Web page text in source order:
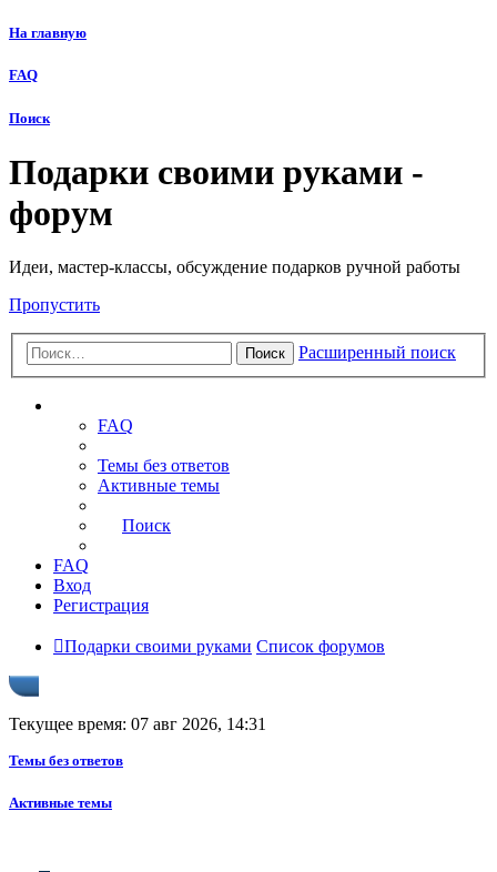
На главную
FAQ
Поиск
Подарки своими руками -
форум
Идеи, мастер-классы, обсуждение подарков ручной работы
Пропустить
Поиск Расширенный поиск
FAQ
Темы без ответов
Активные темы
Поиск
FAQ
Вход
Регистрация
Подарки своими руками Список форумов
Текущее время: 07 авг 2026, 14:31
Темы без ответов
Активные темы